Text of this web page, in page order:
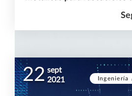
Ingeniería
22 sept
2021